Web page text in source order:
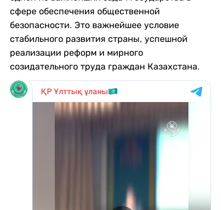
сфере обеспечения общественной
безопасности. Это важнейшее условие
стабильного развития страны, успешной
реализации реформ и мирного
созидательного труда граждан Казахстана.